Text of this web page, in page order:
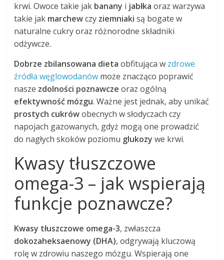
krwi. Owoce takie jak banany i jabłka oraz warzywa
takie jak marchewczy ziemniaki są bogate w
naturalne cukry oraz różnorodne składniki
odżywcze.
Dobrze zbilansowana dieta obfitująca w zdrowe
źródła węglowodanów może znacząco poprawić
nasze zdolności poznawcze oraz ogólną
efektywność mózgu. Ważne jest jednak, aby unikać
prostych cukrówobecnych w słodyczach czy
napojach gazowanych, gdyż mogą one prowadzić
do nagłych skoków poziomu glukozy we krwi.
Kwasy tłuszczowe
omega-3 – jak wspierają
funkcje poznawcze?
Kwasy tłuszczowe omega-3, zwłaszcza
dokozaheksaenowy (DHA), odgrywają kluczową
rolę w zdrowiu naszego mózgu. Wspierają one